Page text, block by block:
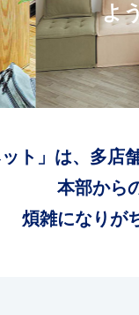
よ
ット」は、多店
本部から
煩雑になりが